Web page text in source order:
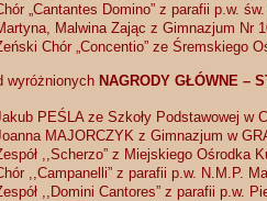
„Cantantes Domino” z parafii p.w.
Malwina Zając z Gimnazjum Nr
Chór „Concentio” ze Śremskiego
wyróżnionych NAGRODY GŁÓWNE –
PEŚLA ze Szkoły Podstawowej w
MAJORCZYK z Gimnazjum w
,,Scherzo” z Miejskiego Ośrodka
,,Campanelli” z parafii p.w. N.M.P.
,,Domini Cantores” z parafii p.w.